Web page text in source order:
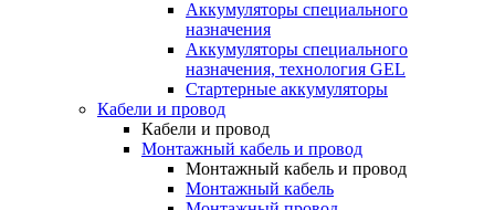
Аккумуляторы специального
назначения
Аккумуляторы специального
назначения, технология GEL
Стартерные аккумуляторы
Кабели и провод
Кабели и провод
Монтажный кабель и провод
Монтажный кабель и провод
Монтажный кабель